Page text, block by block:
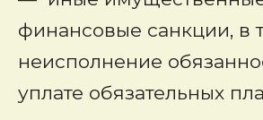
финансовые санкции, в
неисполнение
уплате обязательных